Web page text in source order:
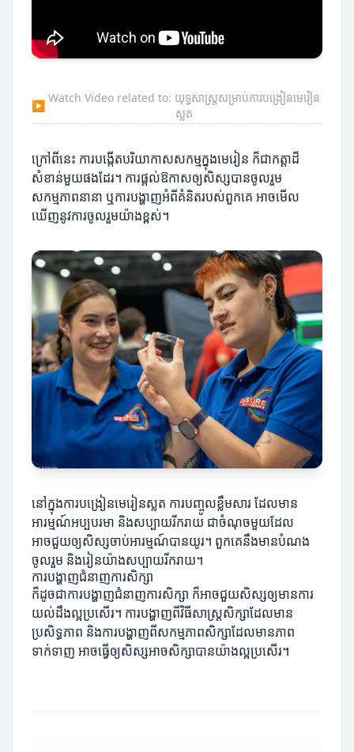
▶
Watch Video related to: យុទ្ធសាស្ត្រសម្រាប់ការបង្រៀនមេរៀន
ស្លត
ក្រៅពីនេះ ការបង្កើតបរិយាកាសសកម្មក្នុងមេរៀន ក៏ជាកត្តាដ៏
សំខាន់មួយផងដែរ។ ការផ្តល់ឱកាសឲ្យសិស្សបានចូលរួម
សកម្មភាពនានា ឬការបង្ហាញអំពីគំនិតរបស់ពួកគេ អាចមើល
ឃើញនូវការចូលរួមយ៉ាងខ្ពស់។
នៅក្នុងការបង្រៀនមេរៀនស្លត ការបញ្ចូលខ្លឹមសារ ដែលមាន
អារម្មណ៍អប្បបរមា និងសប្បាយរីករាយ ជាចំណុចមួយដែល
អាចជួយឲ្យសិស្សចាប់អារម្មណ៍បានយូរ។ ពួកគេនឹងមានបំណង
ចូលរួម និងរៀនយ៉ាងសប្បាយរីករាយ។
ការបង្ហាញជំនាញការសិក្សា
ក៏ដូចជាការបង្ហាញជំនាញការសិក្សា ក៏អាចជួយសិស្សឲ្យមានការ
យល់ដឹងល្អប្រសើរ។ ការបង្ហាញពីវិធីសាស្ត្រសិក្សាដែលមាន
ប្រសិទ្ធភាព និងការបង្ហាញពីសកម្មភាពសិក្សាដែលមានភាព
ទាក់ទាញ អាចធ្វើឲ្យសិស្សអាចសិក្សាបានយ៉ាងល្អប្រសើរ។